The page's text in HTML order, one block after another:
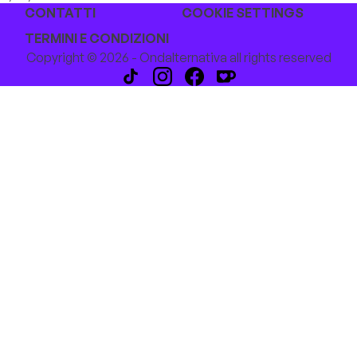
CONTATTI
COOKIE SETTINGS
TERMINI E CONDIZIONI
Copyright © 2026 - Ondalternativa all rights reserved